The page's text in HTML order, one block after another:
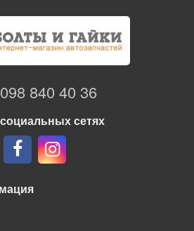
098 840 40 36
сетях